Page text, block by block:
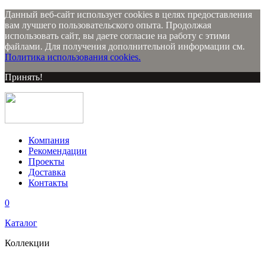
Данный веб-сайт использует cookies в целях предоставления
вам лучшего пользовательского опыта. Продолжая
использовать сайт, вы даете согласие на работу с этими
файлами. Для получения дополнительной информации см.
Политика использования cookies.
Принять!
Компания
Рекомендации
Проекты
Доставка
Контакты
0
Каталог
Коллекции